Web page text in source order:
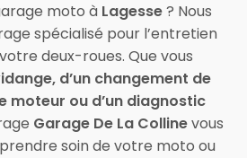
moto à Lagesse? Nous
spécialisé pour l’entretien
deux-roues. Que vous
d’un changement de
moteur ou d’un diagnostic
Garage De La Collinevous
soin de votre moto ou